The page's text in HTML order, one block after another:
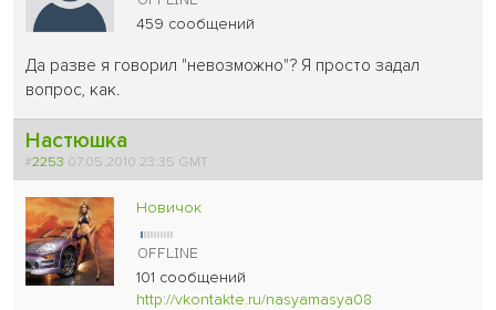
459 сообщений
Да разве я говорил "невозможно"? Я просто задал
вопрос, как.
Настюшка
#2253 07.05.2010 23:35 GMT
Новичок
101 сообщений
http://vkontakte.ru/nasyamasya08